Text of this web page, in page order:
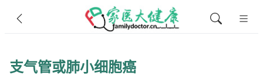
支气管或肺小细胞癌